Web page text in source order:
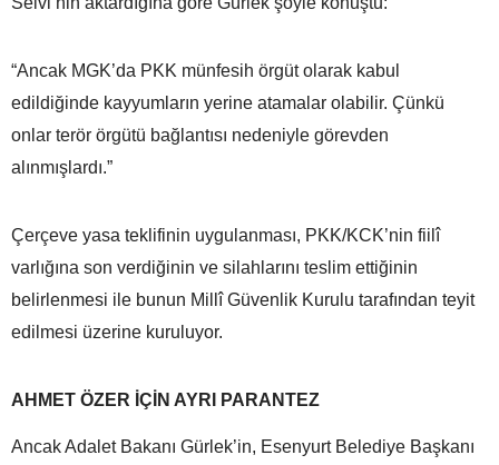
“Ancak MGK’da PKK münfesih örgüt olarak kabul
edildiğinde kayyumların yerine atamalar olabilir. Çünkü
onlar terör örgütü bağlantısı nedeniyle görevden
alınmışlardı.”
Çerçeve yasa teklifinin uygulanması, PKK/KCK’nin fiilî
varlığına son verdiğinin ve silahlarını teslim ettiğinin
belirlenmesi ile bunun Millî Güvenlik Kurulu tarafından teyit
edilmesi üzerine kuruluyor.
AHMET ÖZER İÇİN AYRI PARANTEZ
Ancak Adalet Bakanı Gürlek’in, Esenyurt Belediye Başkanı